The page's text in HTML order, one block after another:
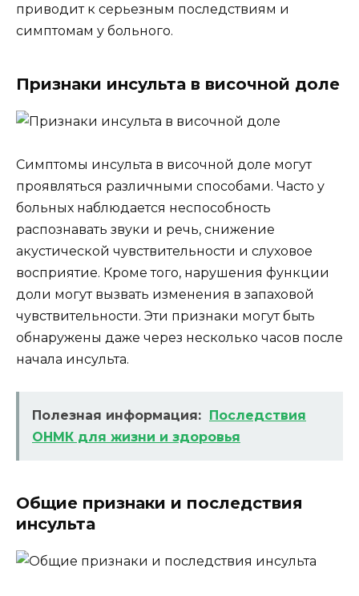
приводит к серьезным последствиям и
симптомам у больного.
Признаки инсульта в височной доле
Симптомы инсульта в височной доле могут
проявляться различными способами. Часто у
больных наблюдается неспособность
распознавать звуки и речь, снижение
акустической чувствительности и слуховое
восприятие. Кроме того, нарушения функции
доли могут вызвать изменения в запаховой
чувствительности. Эти признаки могут быть
обнаружены даже через несколько часов после
начала инсульта.
Полезная информация: Последствия
ОНМК для жизни и здоровья
Общие признаки и последствия
инсульта